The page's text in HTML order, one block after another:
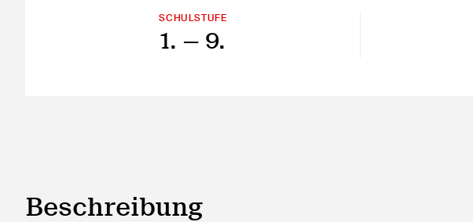
SCHULSTUFE
1. — 9.
Beschreibung